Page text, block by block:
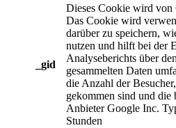
_gid
Dieses Cookie wird
Das Cookie wird
darüber zu speichern,
nutzen und hilft bei der
Analyseberichts über
gesammelten Daten
die Anzahl der
gekommen sind und die
Anbieter Google Inc.
Stunden